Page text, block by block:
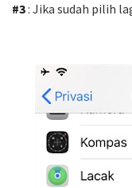
#3: Jika sudah pilih